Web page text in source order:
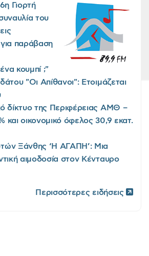
Γιορτή
του
παράβαση
κουμπί ;"
"Οι Απίθανοι": Ετοιμάζεται
δίκτυο της Περιφέρειας ΑΜΘ –
και οικονομικό όφελος 30,9 εκατ.
Ξάνθης ‘Η ΑΓΑΠΗ’: Μια
αιμοδοσία στον Κένταυρο
Περισσότερες ειδήσεις